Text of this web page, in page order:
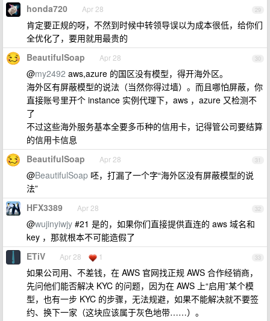
29
honda720 Apr 28
肯定要正规的呀，不然到时候中转领导误以为成本很低，给你们
全优化了，要用就用最贵的
30
BeautifulSoap Apr 28
@my2492 aws,azure 的国区没有模型，得开海外区。
海外区有屏蔽模型的说法（当然你得过墙）。而且哪怕屏蔽，你
直接账号里开个 instance 实例代理下，aws ，azure 又检测不
了
不过这些海外服务基本全要多币种的信用卡，记得管公司要结算
的信用卡信息
31
BeautifulSoap Apr 28
@BeautifulSoap 呸，打漏了一个字“海外区没有屏蔽模型的说
法”
32
HFX3389 Apr 28
@wujinyiwjy #21 是的，如果你们直接提供直连的 aws 域名和
key ，那就根本不可能造假了
33
ETiV Apr 28 1
如果公司用、不差钱，在 AWS 官网找正规 AWS 合作经销商，
先问他们能否解决 KYC 的问题，因为在 AWS 上“启用”某个模
型，也有一步 KYC 的步骤，无法规避，如果不能解决就不要签
约、换下一家（这块应该属于灰色地带……）。